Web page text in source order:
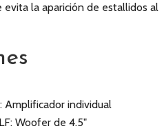
evita la aparición de estallidos al
Amplificador individual
Woofer de 4.5"